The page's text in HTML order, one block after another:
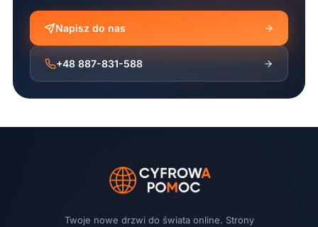
Napisz do nas
+48 887-831-588
Twoje nowe drzwi do świata online. Strony